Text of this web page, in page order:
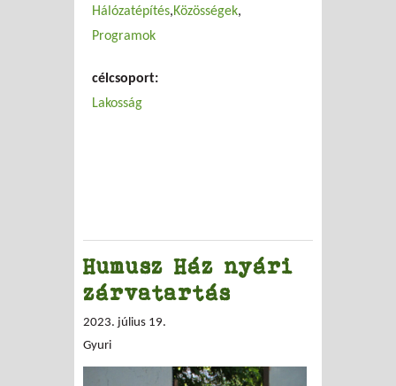
Hálózatépítés Közösségek
Programok
célcsoport:
Lakosság
Humusz Ház nyári
zárvatartás
2023. július 19.
Gyuri